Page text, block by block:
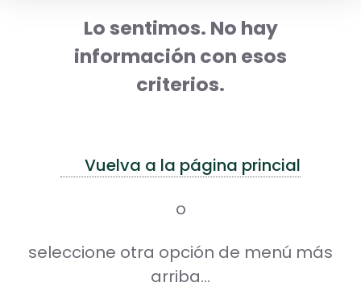
Lo sentimos. No hay
información con esos
criterios.
Vuelva a la página princial
o
seleccione otra opción de menú más
arriba...